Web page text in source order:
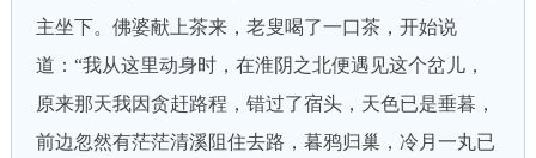
主坐下。佛婆献上茶来，老叟喝了一口茶，开始说
道：“我从这里动身时，在淮阴之北便遇见这个岔儿，
原来那天我因贪赶路程，错过了宿头，天色已是垂暮，
前边忽然有茫茫清溪阻住去路，暮鸦归巢，冷月一丸已